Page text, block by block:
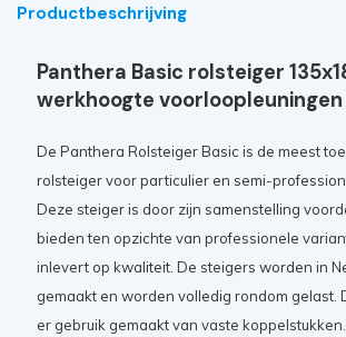
Productbeschrijving
Panthera Basic rolsteiger
werkhoogte voorloopleuningen
De Panthera Rolsteiger Basic is de meest
rolsteiger voor particulier en semi-
Deze steiger is door zijn samenstelling
bieden ten opzichte van professionele
inlevert op kwaliteit. De steigers worden in
gemaakt en worden volledig rondom gelast.
er gebruik gemaakt van vaste